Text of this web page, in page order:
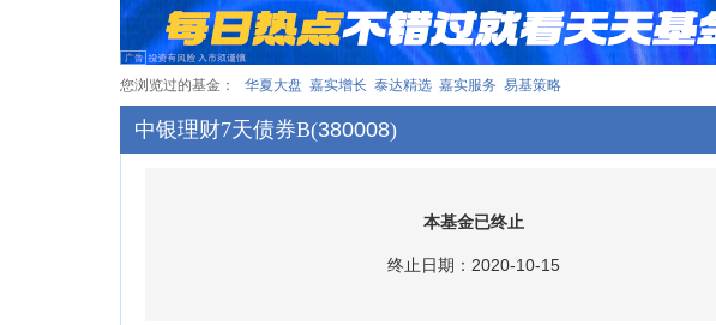
您浏览过的基金： 华夏大盘 嘉实增长 泰达精选 嘉实服务 易基策略
中银理财7天债券B(380008)
本基金已终止
终止日期：2020-10-15